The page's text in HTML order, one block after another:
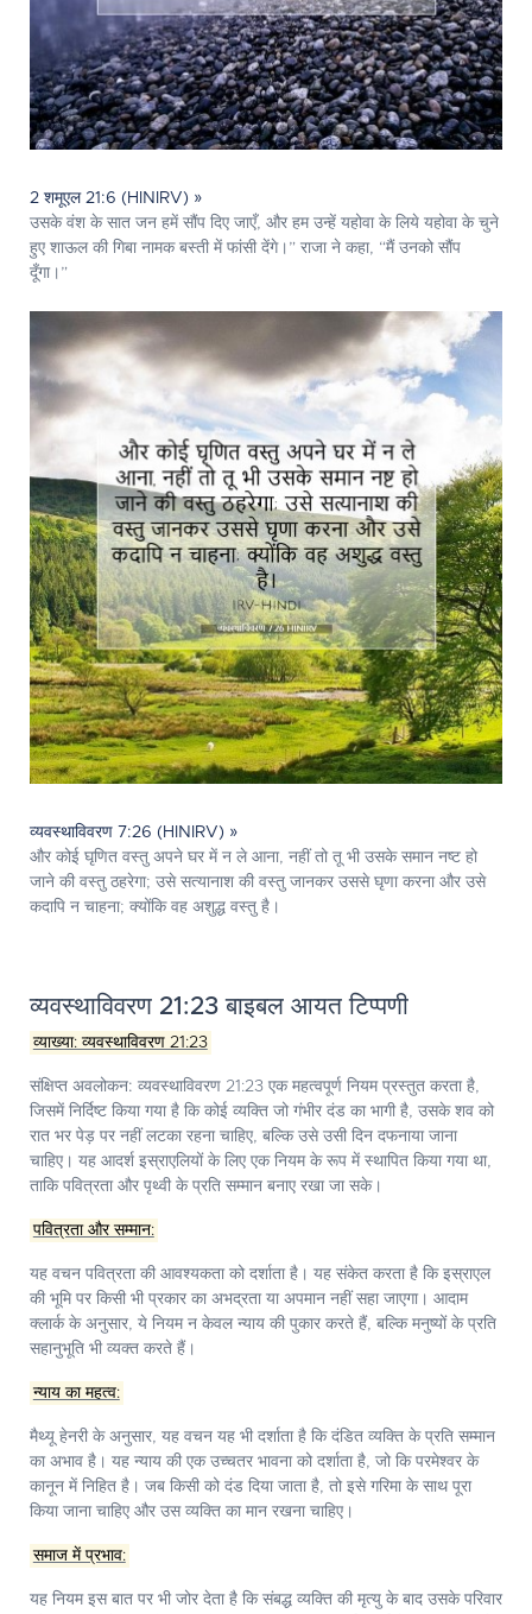
2 शमूएल 21:6 (HINIRV) »
उसके वंश के सात जन हमें सौंप दिए जाएँ, और हम उन्हें यहोवा के लिये यहोवा के चुने
हुए शाऊल की गिबा नामक बस्ती में फांसी देंगे।” राजा ने कहा, “मैं उनको सौंप
दूँगा।”
व्यवस्थाविवरण 7:26 (HINIRV) »
और कोई घृणित वस्तु अपने घर में न ले आना, नहीं तो तू भी उसके समान नष्ट हो
जाने की वस्तु ठहरेगा; उसे सत्यानाश की वस्तु जानकर उससे घृणा करना और उसे
कदापि न चाहना; क्योंकि वह अशुद्ध वस्तु है।
व्यवस्थाविवरण 21:23 बाइबल आयत टिप्पणी
व्याख्या: व्यवस्थाविवरण 21:23
संक्षिप्त अवलोकन: व्यवस्थाविवरण 21:23 एक महत्वपूर्ण नियम प्रस्तुत करता है,
जिसमें निर्दिष्ट किया गया है कि कोई व्यक्ति जो गंभीर दंड का भागी है, उसके शव को
रात भर पेड़ पर नहीं लटका रहना चाहिए, बल्कि उसे उसी दिन दफनाया जाना
चाहिए। यह आदर्श इस्राएलियों के लिए एक नियम के रूप में स्थापित किया गया था,
ताकि पवित्रता और पृथ्वी के प्रति सम्मान बनाए रखा जा सके।
पवित्रता और सम्मान:
यह वचन पवित्रता की आवश्यकता को दर्शाता है। यह संकेत करता है कि इस्राएल
की भूमि पर किसी भी प्रकार का अभद्रता या अपमान नहीं सहा जाएगा। आदाम
क्लार्क के अनुसार, ये नियम न केवल न्याय की पुकार करते हैं, बल्कि मनुष्यों के प्रति
सहानुभूति भी व्यक्त करते हैं।
न्याय का महत्व:
मैथ्यू हेनरी के अनुसार, यह वचन यह भी दर्शाता है कि दंडित व्यक्ति के प्रति सम्मान
का अभाव है। यह न्याय की एक उच्चतर भावना को दर्शाता है, जो कि परमेश्वर के
कानून में निहित है। जब किसी को दंड दिया जाता है, तो इसे गरिमा के साथ पूरा
किया जाना चाहिए और उस व्यक्ति का मान रखना चाहिए।
समाज में प्रभाव:
यह नियम इस बात पर भी जोर देता है कि संबद्ध व्यक्ति की मृत्यु के बाद उसके परिवार